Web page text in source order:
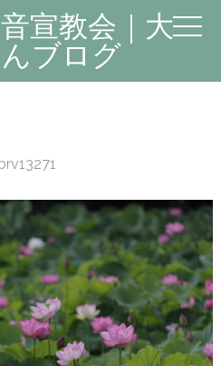
宣教会｜大
ブログ
brv13271